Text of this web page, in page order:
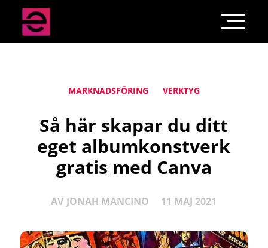
MARKNADSFÖRING VERKTYG
Så här skapar du ditt
eget albumkonstverk
gratis med Canva
AV JONAH MANCINO 11 MAJ 2021